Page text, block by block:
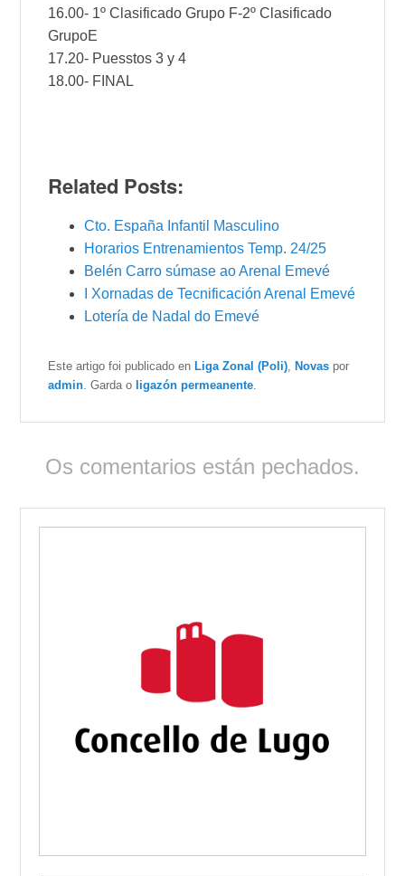
16.00- 1º Clasificado Grupo F-2º Clasificado
GrupoE
17.20- Puesstos 3 y 4
18.00- FINAL
Related Posts:
Cto. España Infantil Masculino
Horarios Entrenamientos Temp. 24/25
Belén Carro súmase ao Arenal Emevé
I Xornadas de Tecnificación Arenal Emevé
Lotería de Nadal do Emevé
Este artigo foi publicado en Liga Zonal (Poli) Novas por
admin . Garda o ligazón permeanente
Os comentarios están pechados.